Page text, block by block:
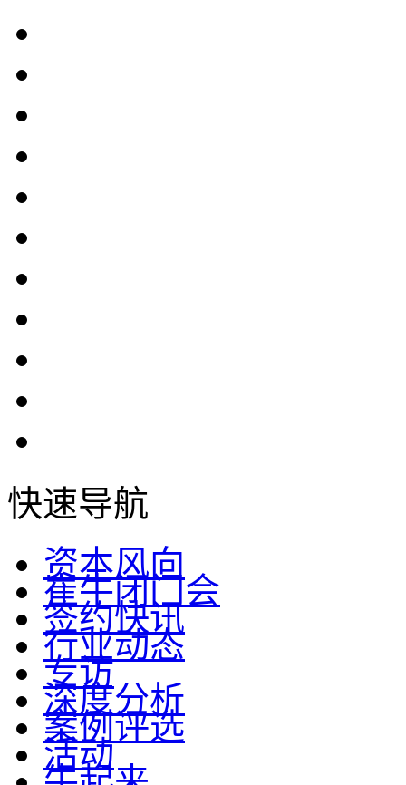
快速导航
资本风向
崔牛闭门会
签约快讯
行业动态
专访
深度分析
案例评选
活动